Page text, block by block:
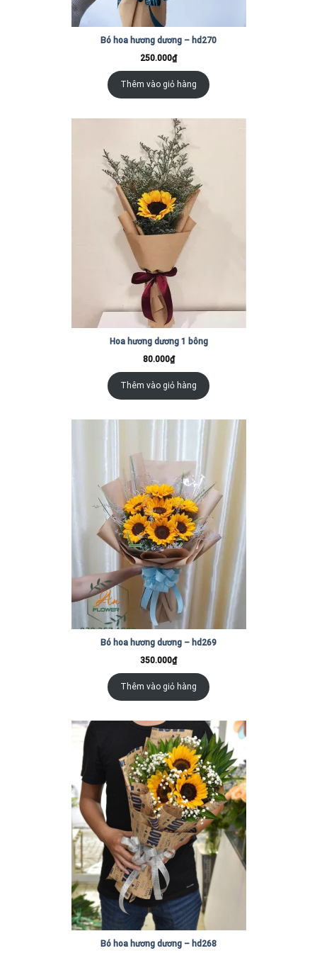
Bó hoa hương dương – hd270
250.000₫
Thêm vào giỏ hàng
Hoa hương dương 1 bông
80.000₫
Thêm vào giỏ hàng
Bó hoa hương dương – hd269
350.000₫
Thêm vào giỏ hàng
Bó hoa hương dương – hd268